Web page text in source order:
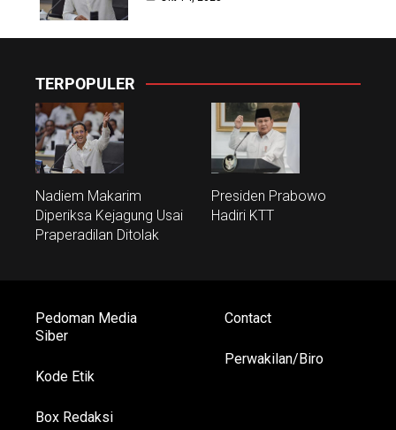
TERPOPULER
Nadiem Makarim
Diperiksa Kejagung Usai
Praperadilan Ditolak
Presiden Prabowo
Hadiri KTT
Pedoman Media
Siber
Kode Etik
Box Redaksi
Contact
Perwakilan/Biro